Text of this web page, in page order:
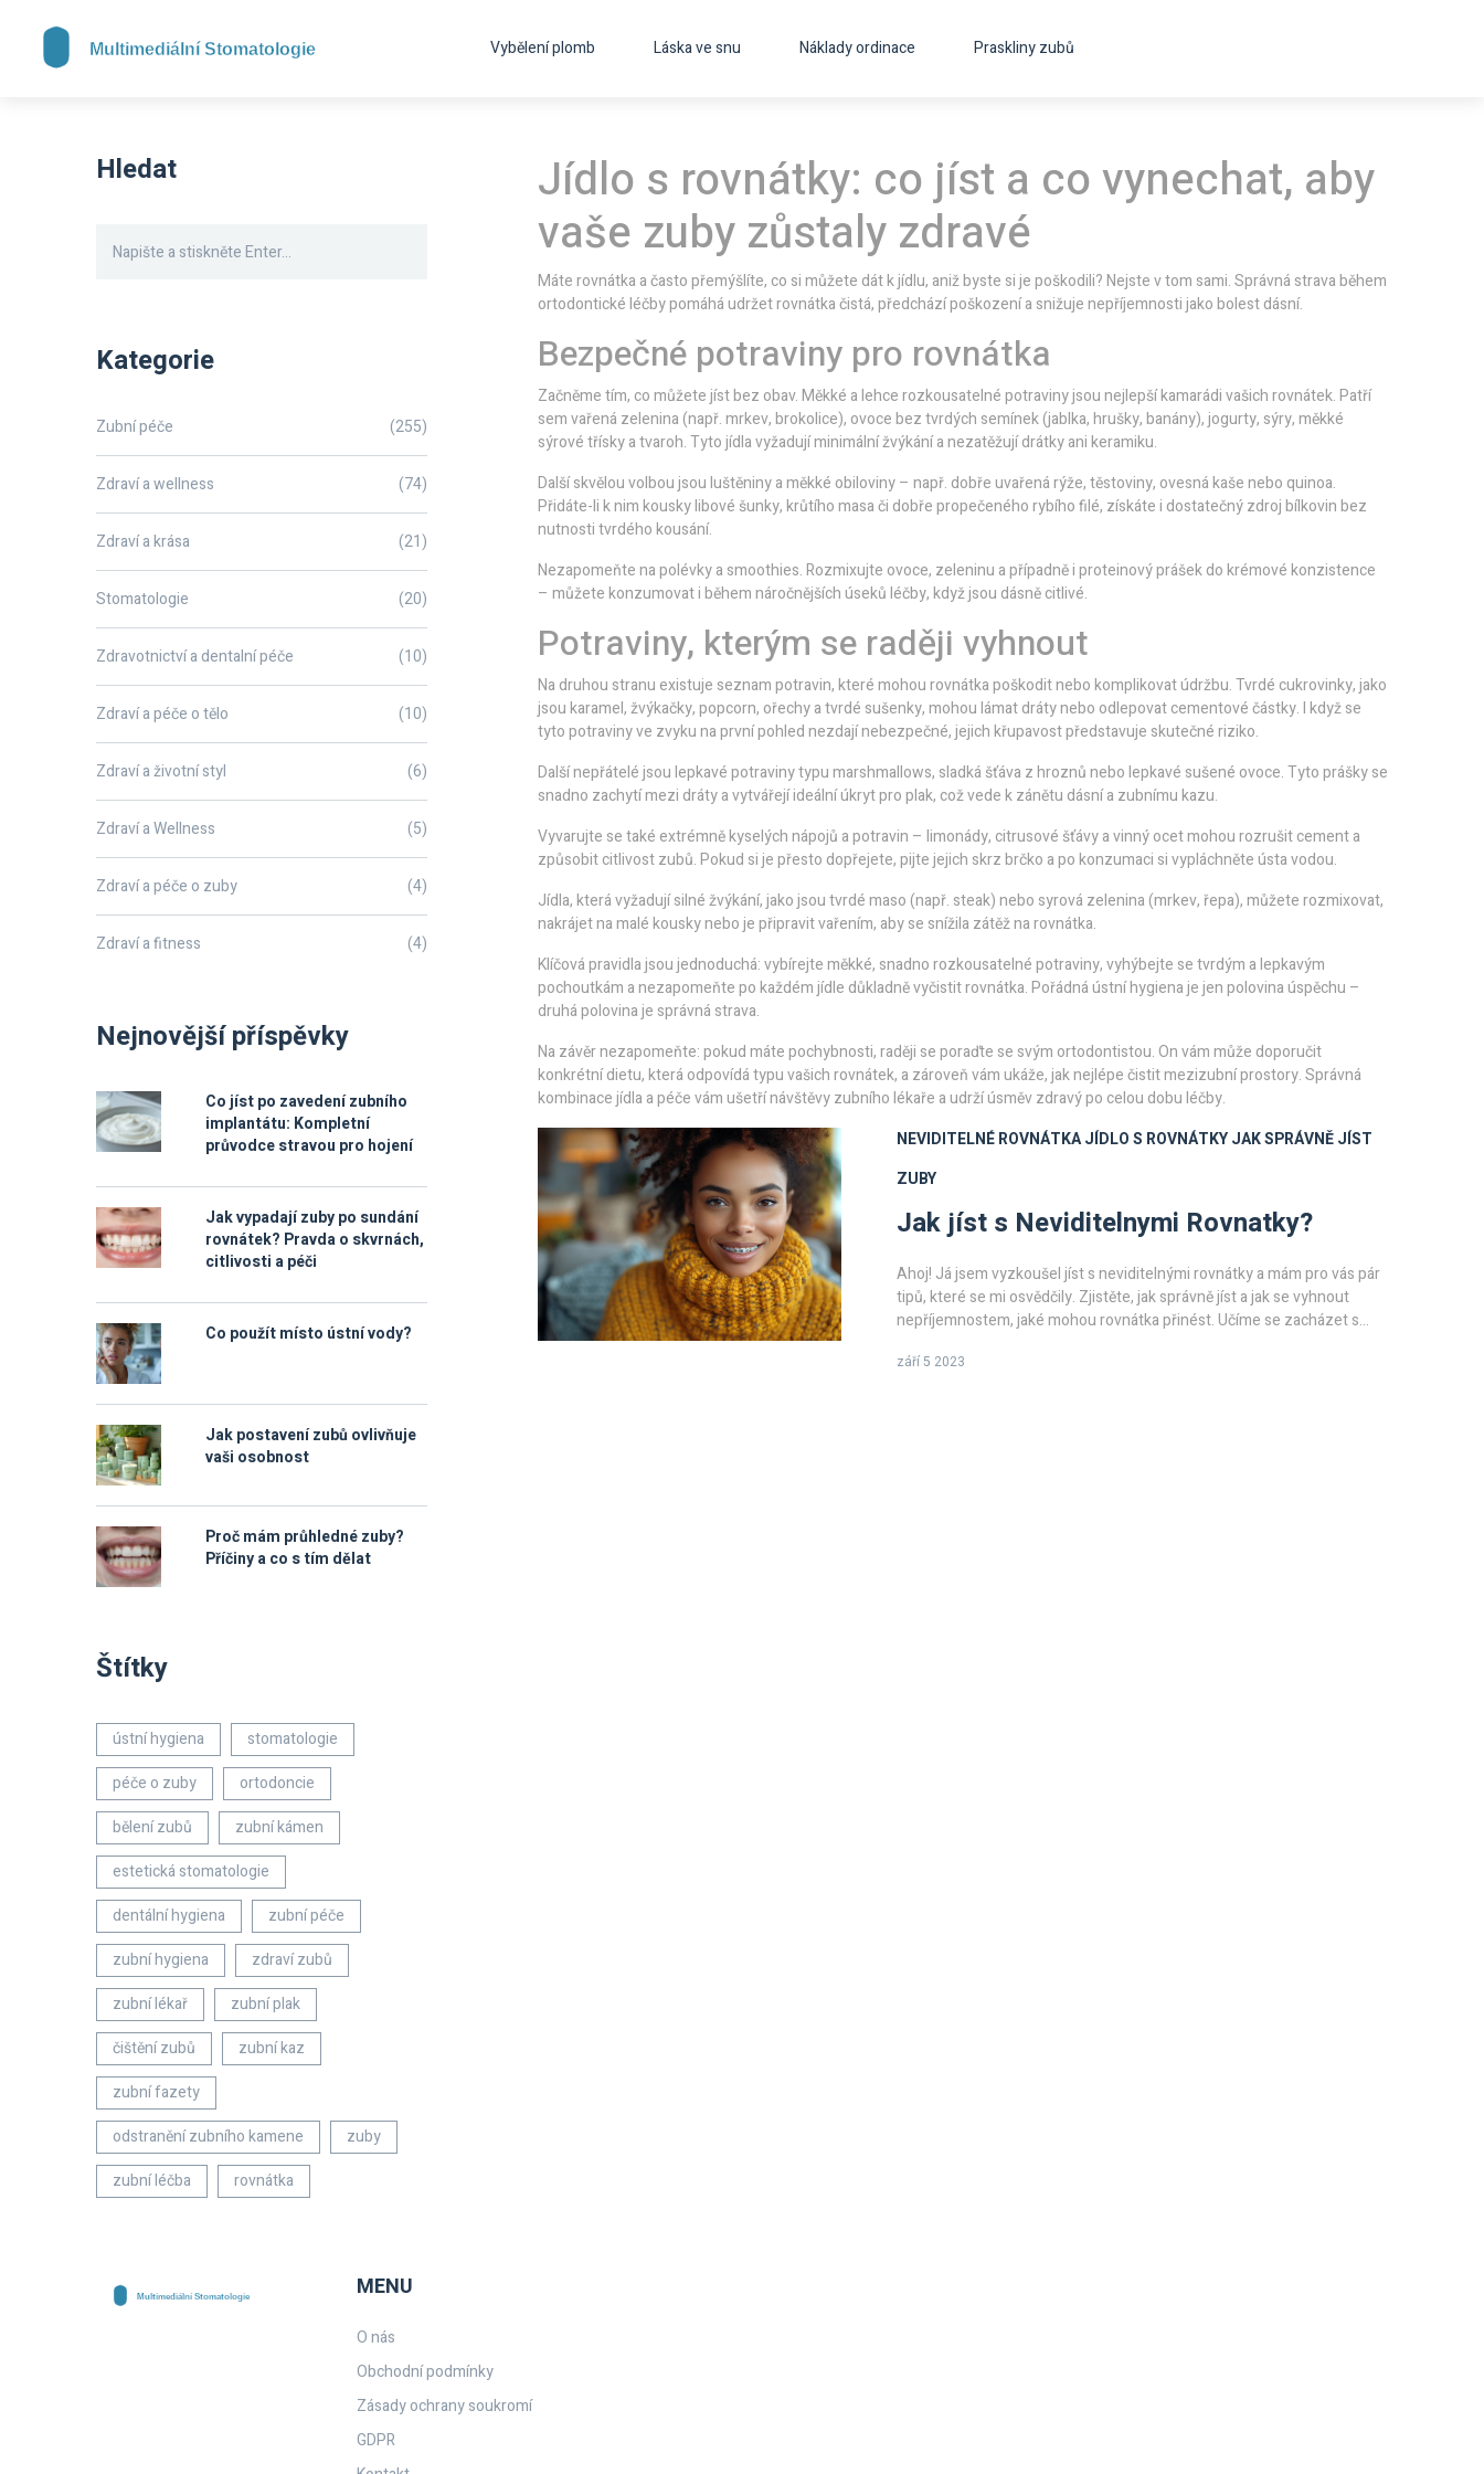
Vybělení plomb Láska ve snu Náklady ordinace Praskliny zubů
Jídlo s rovnátky: co jíst a co vynechat, aby
vaše zuby zůstaly zdravé
Máte rovnátka a často přemýšlíte, co si můžete dát k jídlu, aniž byste si je poškodili? Nejste v tom sami. Správná strava během
ortodontické léčby pomáhá udržet rovnátka čistá, předchází poškození a snižuje nepříjemnosti jako bolest dásní.
Bezpečné potraviny pro rovnátka
Začněme tím, co můžete jíst bez obav. Měkké a lehce rozkousatelné potraviny jsou nejlepší kamarádi vašich rovnátek. Patří
sem vařená zelenina (např. mrkev, brokolice), ovoce bez tvrdých semínek (jablka, hrušky, banány), jogurty, sýry, měkké
sýrové třísky a tvaroh. Tyto jídla vyžadují minimální žvýkání a nezatěžují drátky ani keramiku.
Další skvělou volbou jsou luštěniny a měkké obiloviny – např. dobře uvařená rýže, těstoviny, ovesná kaše nebo quinoa.
Přidáte-li k nim kousky libové šunky, krůtího masa či dobře propečeného rybího filé, získáte i dostatečný zdroj bílkovin bez
nutnosti tvrdého kousání.
Nezapomeňte na polévky a smoothies. Rozmixujte ovoce, zeleninu a případně i proteinový prášek do krémové konzistence
– můžete konzumovat i během náročnějších úseků léčby, když jsou dásně citlivé.
Potraviny, kterým se raději vyhnout
Na druhou stranu existuje seznam potravin, které mohou rovnátka poškodit nebo komplikovat údržbu. Tvrdé cukrovinky, jako
jsou karamel, žvýkačky, popcorn, ořechy a tvrdé sušenky, mohou lámat dráty nebo odlepovat cementové částky. I když se
tyto potraviny ve zvyku na první pohled nezdají nebezpečné, jejich křupavost představuje skutečné riziko.
Další nepřátelé jsou lepkavé potraviny typu marshmallows, sladká šťáva z hroznů nebo lepkavé sušené ovoce. Tyto prášky se
snadno zachytí mezi dráty a vytvářejí ideální úkryt pro plak, což vede k zánětu dásní a zubnímu kazu.
Vyvarujte se také extrémně kyselých nápojů a potravin – limonády, citrusové šťávy a vinný ocet mohou rozrušit cement a
způsobit citlivost zubů. Pokud si je přesto dopřejete, pijte jejich skrz brčko a po konzumaci si vypláchněte ústa vodou.
Jídla, která vyžadují silné žvýkání, jako jsou tvrdé maso (např. steak) nebo syrová zelenina (mrkev, řepa), můžete rozmixovat,
nakrájet na malé kousky nebo je připravit vařením, aby se snížila zátěž na rovnátka.
Klíčová pravidla jsou jednoduchá: vybírejte měkké, snadno rozkousatelné potraviny, vyhýbejte se tvrdým a lepkavým
pochoutkám a nezapomeňte po každém jídle důkladně vyčistit rovnátka. Pořádná ústní hygiena je jen polovina úspěchu –
druhá polovina je správná strava.
Na závěr nezapomeňte: pokud máte pochybnosti, raději se poraďte se svým ortodontistou. On vám může doporučit
konkrétní dietu, která odpovídá typu vašich rovnátek, a zároveň vám ukáže, jak nejlépe čistit mezizubní prostory. Správná
kombinace jídla a péče vám ušetří návštěvy zubního lékaře a udrží úsměv zdravý po celou dobu léčby.
NEVIDITELNÉ ROVNÁTKAJÍDLO S ROVNÁTKYJAK SPRÁVNĚ JÍST
ZUBY
Jak jíst s Neviditelnymi Rovnatky?
Ahoj! Já jsem vyzkoušel jíst s neviditelnými rovnátky a mám pro vás pár
tipů, které se mi osvědčily. Zjistěte, jak správně jíst a jak se vyhnout
nepříjemnostem, jaké mohou rovnátka přinést. Učíme se zacházet s
Pojďte se mnou na cestu objevování těchto tajemství.
září 5 2023
Hledat
Kategorie
Zubní péče (255)
Zdraví a wellness (74)
Zdraví a krása (21)
Stomatologie (20)
Zdravotnictví a dentalní péče (10)
Zdraví a péče o tělo (10)
Zdraví a životní styl (6)
Zdraví a Wellness (5)
Zdraví a péče o zuby (4)
Zdraví a fitness (4)
Nejnovější příspěvky
Co jíst po zavedení zubního
implantátu: Kompletní
průvodce stravou pro hojení
Jak vypadají zuby po sundání
rovnátek? Pravda o skvrnách,
citlivosti a péči
Co použít místo ústní vody?
Jak postavení zubů ovlivňuje
vaši osobnost
Proč mám průhledné zuby?
Příčiny a co s tím dělat
Štítky
ústní hygiena
stomatologie
péče o zuby
ortodoncie
bělení zubů
zubní kámen
estetická stomatologie
dentální hygiena
zubní péče
zubní hygiena
zdraví zubů
zubní lékař
zubní plak
čištění zubů
zubní kaz
zubní fazety
odstranění zubního kamene
zuby
zubní léčba
rovnátka
MENU
O nás
Obchodní podmínky
Zásady ochrany soukromí
GDPR